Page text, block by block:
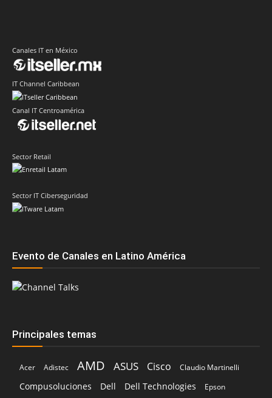
Canales IT en México
IT Channel Caribbean
Canal IT Centroamérica
Sector Retail
Sector IT Ciberseguridad
Evento de Canales en Latino América
Principales temas
Acer Adistec AMD ASUS Cisco Claudio Martinelli
Compusoluciones Dell Dell Technologies
Epson